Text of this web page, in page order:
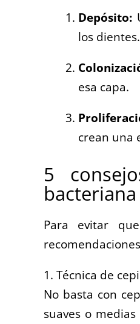
Depósito:
los dientes.
esa capa.
crean una
5
Para evitar
1. Técnica de
No basta con
suaves o